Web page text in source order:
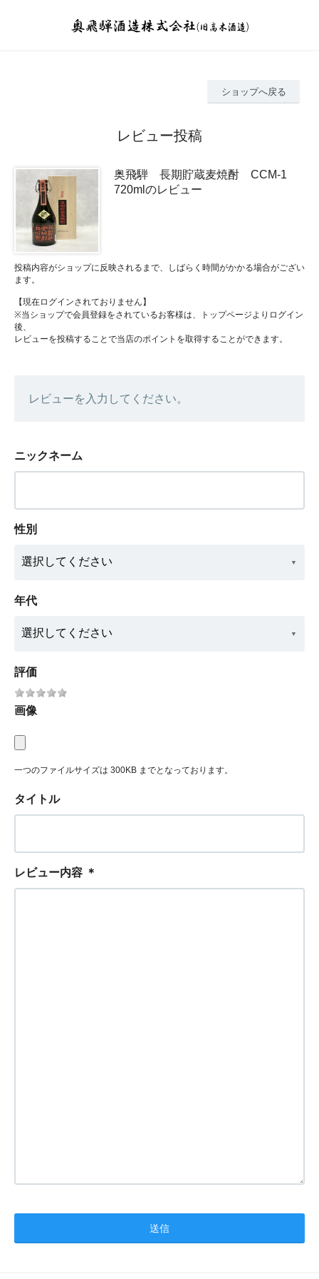
ショップへ戻る
レビュー投稿
奥飛騨 長期貯蔵麦焼酎 CCM-1
720mlのレビュー
投稿内容がショップに反映されるまで、しばらく時間がかかる場合がござい
ます。
【現在ログインされておりません】
※当ショップで会員登録をされているお客様は、トップページよりログイン
後、
レビューを投稿することで当店のポイントを取得することができます。
レビューを入力してください。
ニックネーム
性別
年代
評価
画像
一つのファイルサイズは 300KB までとなっております。
タイトル
レビュー内容 ＊